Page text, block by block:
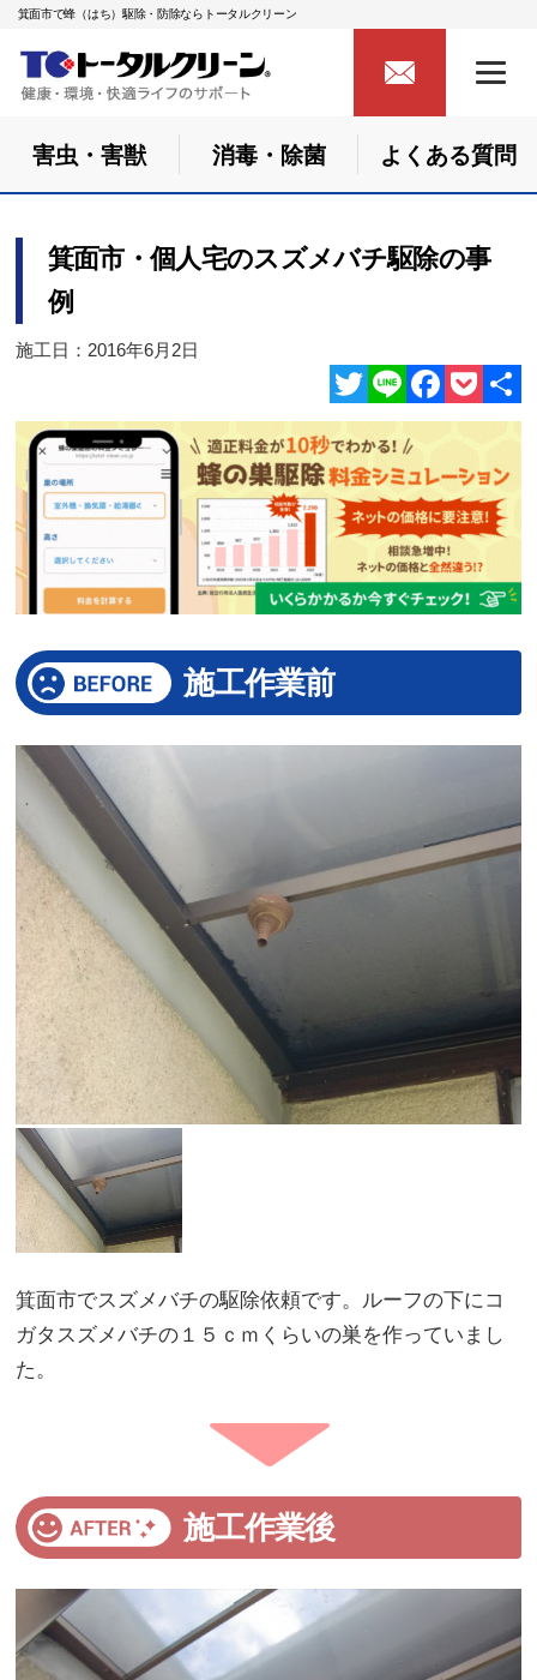
箕面市で蜂（はち）駆除・防除ならトータルクリーン
害虫・害獣 消毒・除菌 よくある質問
箕面市・個人宅のスズメバチ駆除の事
例
施工日：2016年6月2日
Twitter
LineFacebook
Pocket
共
施工作業前
箕面市でスズメバチの駆除依頼です。ルーフの下にコ
ガタスズメバチの１５ｃｍくらいの巣を作っていまし
た。
施工作業後